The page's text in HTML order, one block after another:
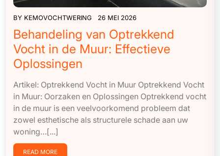
BY KEMOVOCHTWERING 26 MEI 2026
Behandeling van Optrekkend
Vocht in de Muur: Effectieve
Oplossingen
Artikel: Optrekkend Vocht in Muur Optrekkend Vocht
in Muur: Oorzaken en Oplossingen Optrekkend vocht
in de muur is een veelvoorkomend probleem dat
zowel esthetische als structurele schade aan uw
woning…[...]
READ MORE